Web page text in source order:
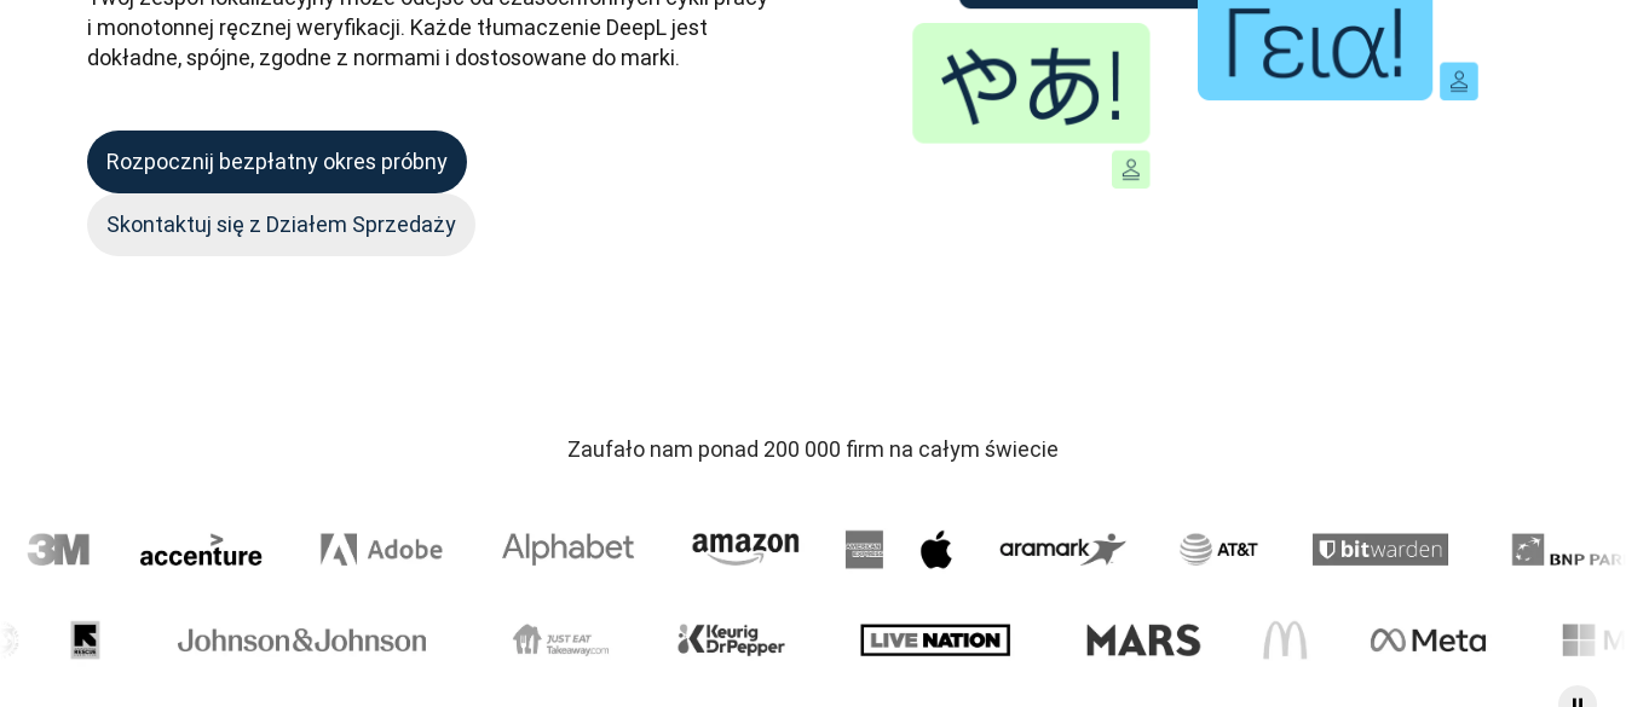
i monotonnej ręcznej weryfikacji. Każde tłumaczenie DeepL jest
dokładne, spójne, zgodne z normami i dostosowane do marki.
Rozpocznij bezpłatny okres próbny
Skontaktuj się z Działem Sprzedaży
Zaufało nam ponad 200 000 firm na całym świecie